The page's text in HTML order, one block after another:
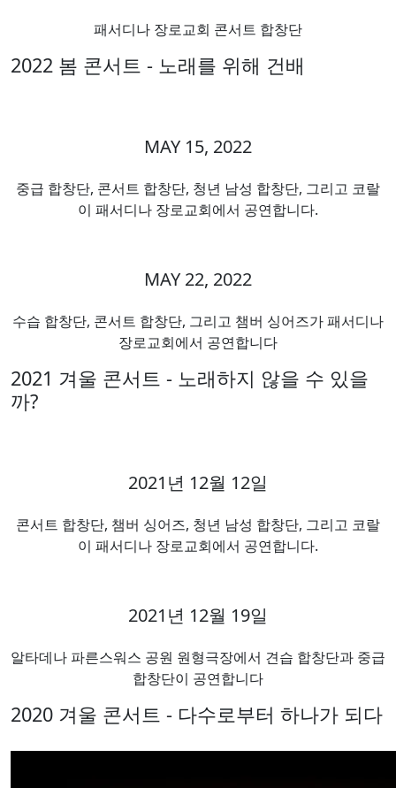
패서디나 장로교회 콘서트 합창단
2022 봄 콘서트 - 노래를 위해 건배
MAY 15, 2022
중급 합창단, 콘서트 합창단, 청년 남성 합창단, 그리고 코랄
이 패서디나 장로교회에서 공연합니다.
MAY 22, 2022
수습 합창단, 콘서트 합창단, 그리고 챔버 싱어즈가 패서디나
장로교회에서 공연합니다
2021 겨울 콘서트 - 노래하지 않을 수 있을
까?
2021년 12월 12일
콘서트 합창단, 챔버 싱어즈, 청년 남성 합창단, 그리고 코랄
이 패서디나 장로교회에서 공연합니다.
2021년 12월 19일
알타데나 파른스워스 공원 원형극장에서 견습 합창단과 중급
합창단이 공연합니다
2020 겨울 콘서트 - 다수로부터 하나가 되다